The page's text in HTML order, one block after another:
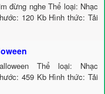
đừng nghe Thể loại: Nhạc
120 Kb Hình thức: Tải
Thể loại: Nhạc
459 Kb Hình thức: Tải